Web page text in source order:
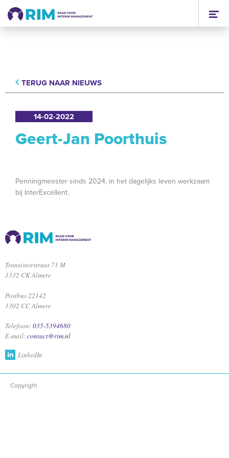
TERUG NAAR NIEUWS
14-02-2022
Geert-Jan Poorthuis
Penningmeester sinds 2024, in het dagelijks leven werkzaam
bij InterExcellent.
Transistorstraat 71 M
1332 CK Almere
Postbus 22142
1302 CC Almere
Telefoon:035-5394680
E-mail:contact@rim.nl
LinkedIn
Copyright